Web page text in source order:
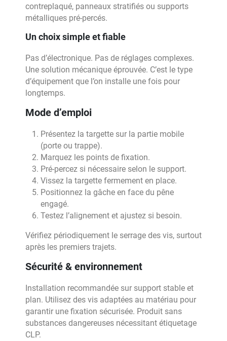
contreplaqué, panneaux stratifiés ou supports
métalliques pré-percés.
Un choix simple et fiable
Pas d’électronique. Pas de réglages complexes.
Une solution mécanique éprouvée. C’est le type
d’équipement que l’on installe une fois pour
longtemps.
Mode d’emploi
Présentez la targette sur la partie mobile
(porte ou trappe).
Marquez les points de fixation.
Pré-percez si nécessaire selon le support.
Vissez la targette fermement en place.
Positionnez la gâche en face du pêne
engagé.
Testez l’alignement et ajustez si besoin.
Vérifiez périodiquement le serrage des vis, surtout
après les premiers trajets.
Sécurité & environnement
Installation recommandée sur support stable et
plan. Utilisez des vis adaptées au matériau pour
garantir une fixation sécurisée. Produit sans
substances dangereuses nécessitant étiquetage
CLP.